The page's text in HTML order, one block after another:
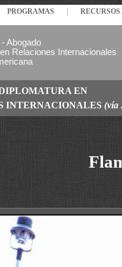
PROGRAMAS
Internacionales
EN
INTERNACIONALES (vía